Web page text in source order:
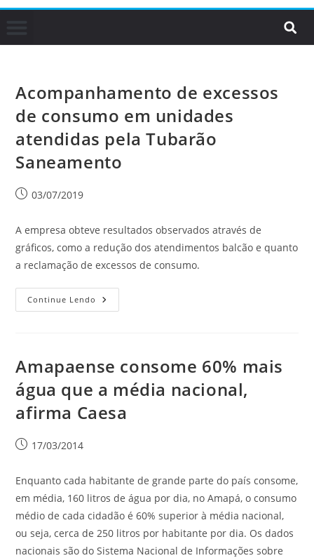
Acompanhamento de excessos
de consumo em unidades
atendidas pela Tubarão
Saneamento
03/07/2019
A empresa obteve resultados observados através de
gráficos, como a redução dos atendimentos balcão e quanto
a reclamação de excessos de consumo.
Continue Lendo
Amapaense consome 60% mais
água que a média nacional,
afirma Caesa
17/03/2014
Enquanto cada habitante de grande parte do país consome,
em média, 160 litros de água por dia, no Amapá, o consumo
médio de cada cidadão é 60% superior à média nacional,
ou seja, cerca de 250 litros por habitante por dia. Os dados
nacionais são do Sistema Nacional de Informações sobre